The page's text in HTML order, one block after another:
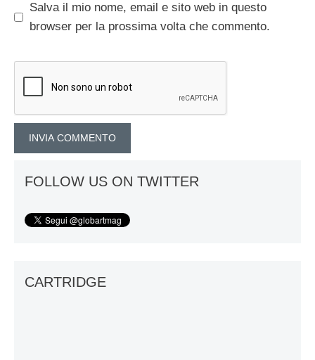
Salva il mio nome, email e sito web in questo
browser per la prossima volta che commento.
FOLLOW US ON TWITTER
CARTRIDGE